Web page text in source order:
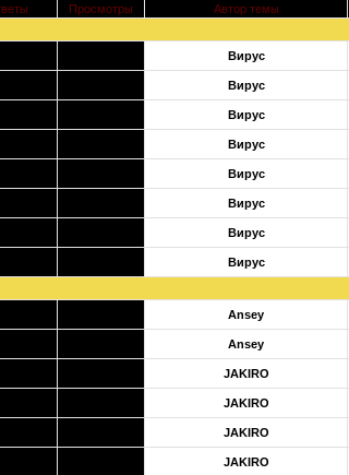
Просмотры Автор темы
Вирус
Вирус
Вирус
Вирус
Вирус
Вирус
Вирус
Вирус
Ansey
Ansey
JAKIRO
JAKIRO
JAKIRO
JAKIRO